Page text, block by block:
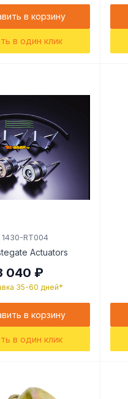
в корзину
в один клик
1430-RT004
Actuators
040 ₽
35-60 дней*
в корзину
в один клик